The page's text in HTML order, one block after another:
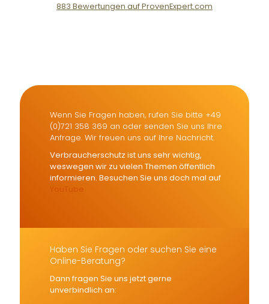
Finanzberater Karlsruhe
883 Bewertungen auf ProvenExpert.com
Wenn Sie Fragen haben, rufen Sie bitte +49
(0)721 358 369 an oder senden Sie uns Ihre
Anfrage. Wir freuen uns auf Ihre Nachricht.
Verbraucherschutz ist uns sehr wichtig,
weswegen wir zu vielen Themen öffentlich
informieren. Besuchen Sie uns doch mal auf
YouTube
Haben Sie Fragen oder suchen Sie eine
Online-Beratung?
Dann fragen Sie uns jetzt gerne
unverbindlich an: